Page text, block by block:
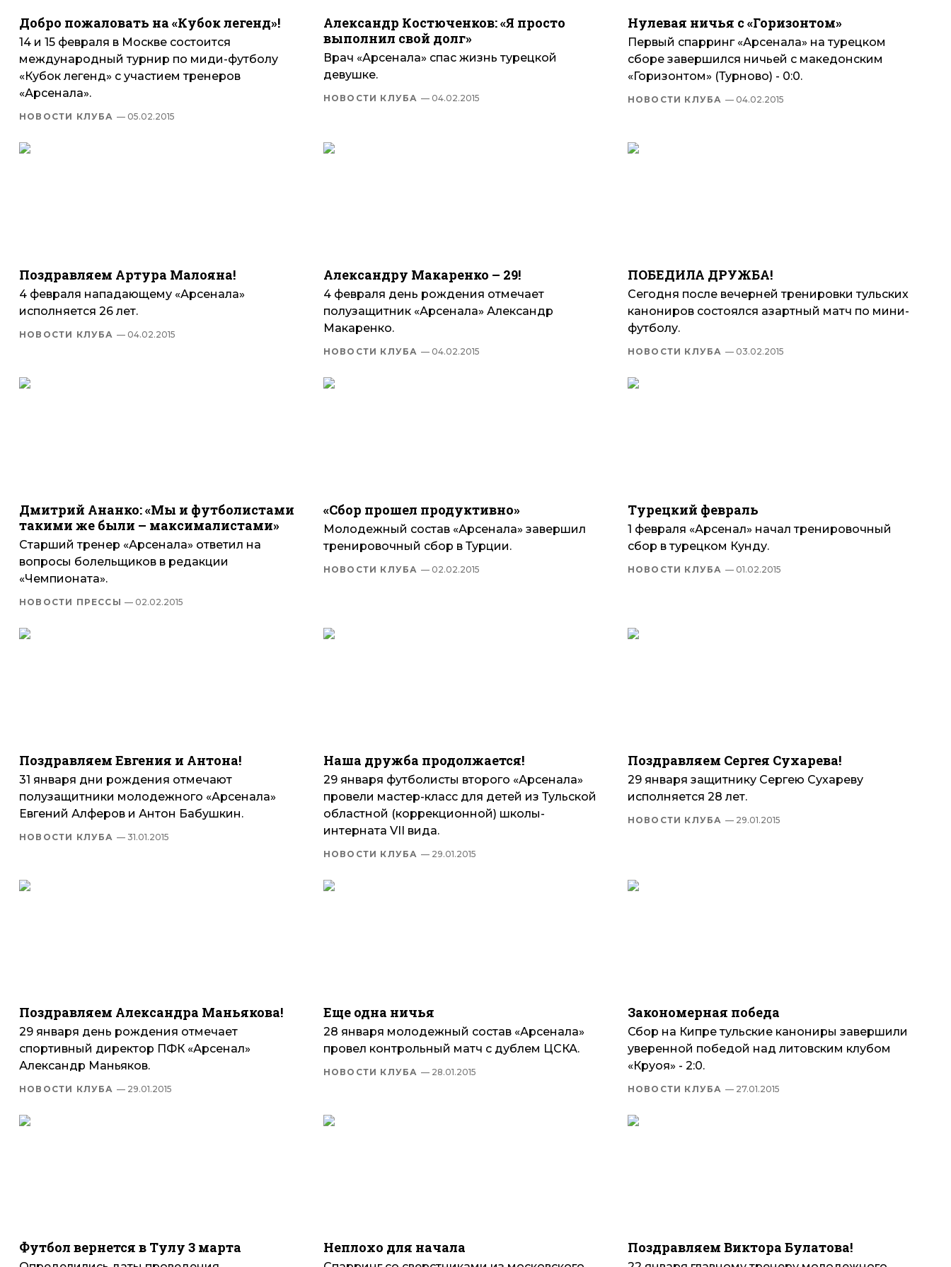
Добро пожаловать на «Кубок легенд»!
14 и 15 февраля в Москве состоится
международный турнир по миди-футболу
«Кубок легенд» с участием тренеров
«Арсенала».
НОВОСТИ КЛУБА — 05.02.2015
Александр Костюченков: «Я просто
выполнил свой долг»
Врач «Арсенала» спас жизнь турецкой
девушке.
НОВОСТИ КЛУБА — 04.02.2015
Нулевая ничья с «Горизонтом»
Первый спарринг «Арсенала» на турецком
сборе завершился ничьей с македонским
«Горизонтом» (Турново) - 0:0.
НОВОСТИ КЛУБА — 04.02.2015
Поздравляем Артура Малояна!
4 февраля нападающему «Арсенала»
исполняется 26 лет.
НОВОСТИ КЛУБА — 04.02.2015
Александру Макаренко – 29!
4 февраля день рождения отмечает
полузащитник «Арсенала» Александр
Макаренко.
НОВОСТИ КЛУБА — 04.02.2015
ПОБЕДИЛА ДРУЖБА!
Сегодня после вечерней тренировки тульских
канониров состоялся азартный матч по мини-
футболу.
НОВОСТИ КЛУБА — 03.02.2015
Дмитрий Ананко: «Мы и футболистами
такими же были – максималистами»
Старший тренер «Арсенала» ответил на
вопросы болельщиков в редакции
«Чемпионата».
НОВОСТИ ПРЕССЫ — 02.02.2015
«Сбор прошел продуктивно»
Молодежный состав «Арсенала» завершил
тренировочный сбор в Турции.
НОВОСТИ КЛУБА — 02.02.2015
Турецкий февраль
1 февраля «Арсенал» начал тренировочный
сбор в турецком Кунду.
НОВОСТИ КЛУБА — 01.02.2015
Поздравляем Евгения и Антона!
31 января дни рождения отмечают
полузащитники молодежного «Арсенала»
Евгений Алферов и Антон Бабушкин.
НОВОСТИ КЛУБА — 31.01.2015
Наша дружба продолжается!
29 января футболисты второго «Арсенала»
провели мастер-класс для детей из Тульской
областной (коррекционной) школы-
интерната VII вида.
НОВОСТИ КЛУБА — 29.01.2015
Поздравляем Сергея Сухарева!
29 января защитнику Сергею Сухареву
исполняется 28 лет.
НОВОСТИ КЛУБА — 29.01.2015
Поздравляем Александра Маньякова!
29 января день рождения отмечает
спортивный директор ПФК «Арсенал»
Александр Маньяков.
НОВОСТИ КЛУБА — 29.01.2015
Еще одна ничья
28 января молодежный состав «Арсенала»
провел контрольный матч с дублем ЦСКА.
НОВОСТИ КЛУБА — 28.01.2015
Закономерная победа
Сбор на Кипре тульские канониры завершили
уверенной победой над литовским клубом
«Круоя» - 2:0.
НОВОСТИ КЛУБА — 27.01.2015
Футбол вернется в Тулу 3 марта Неплохо для начала Поздравляем Виктора Булатова!